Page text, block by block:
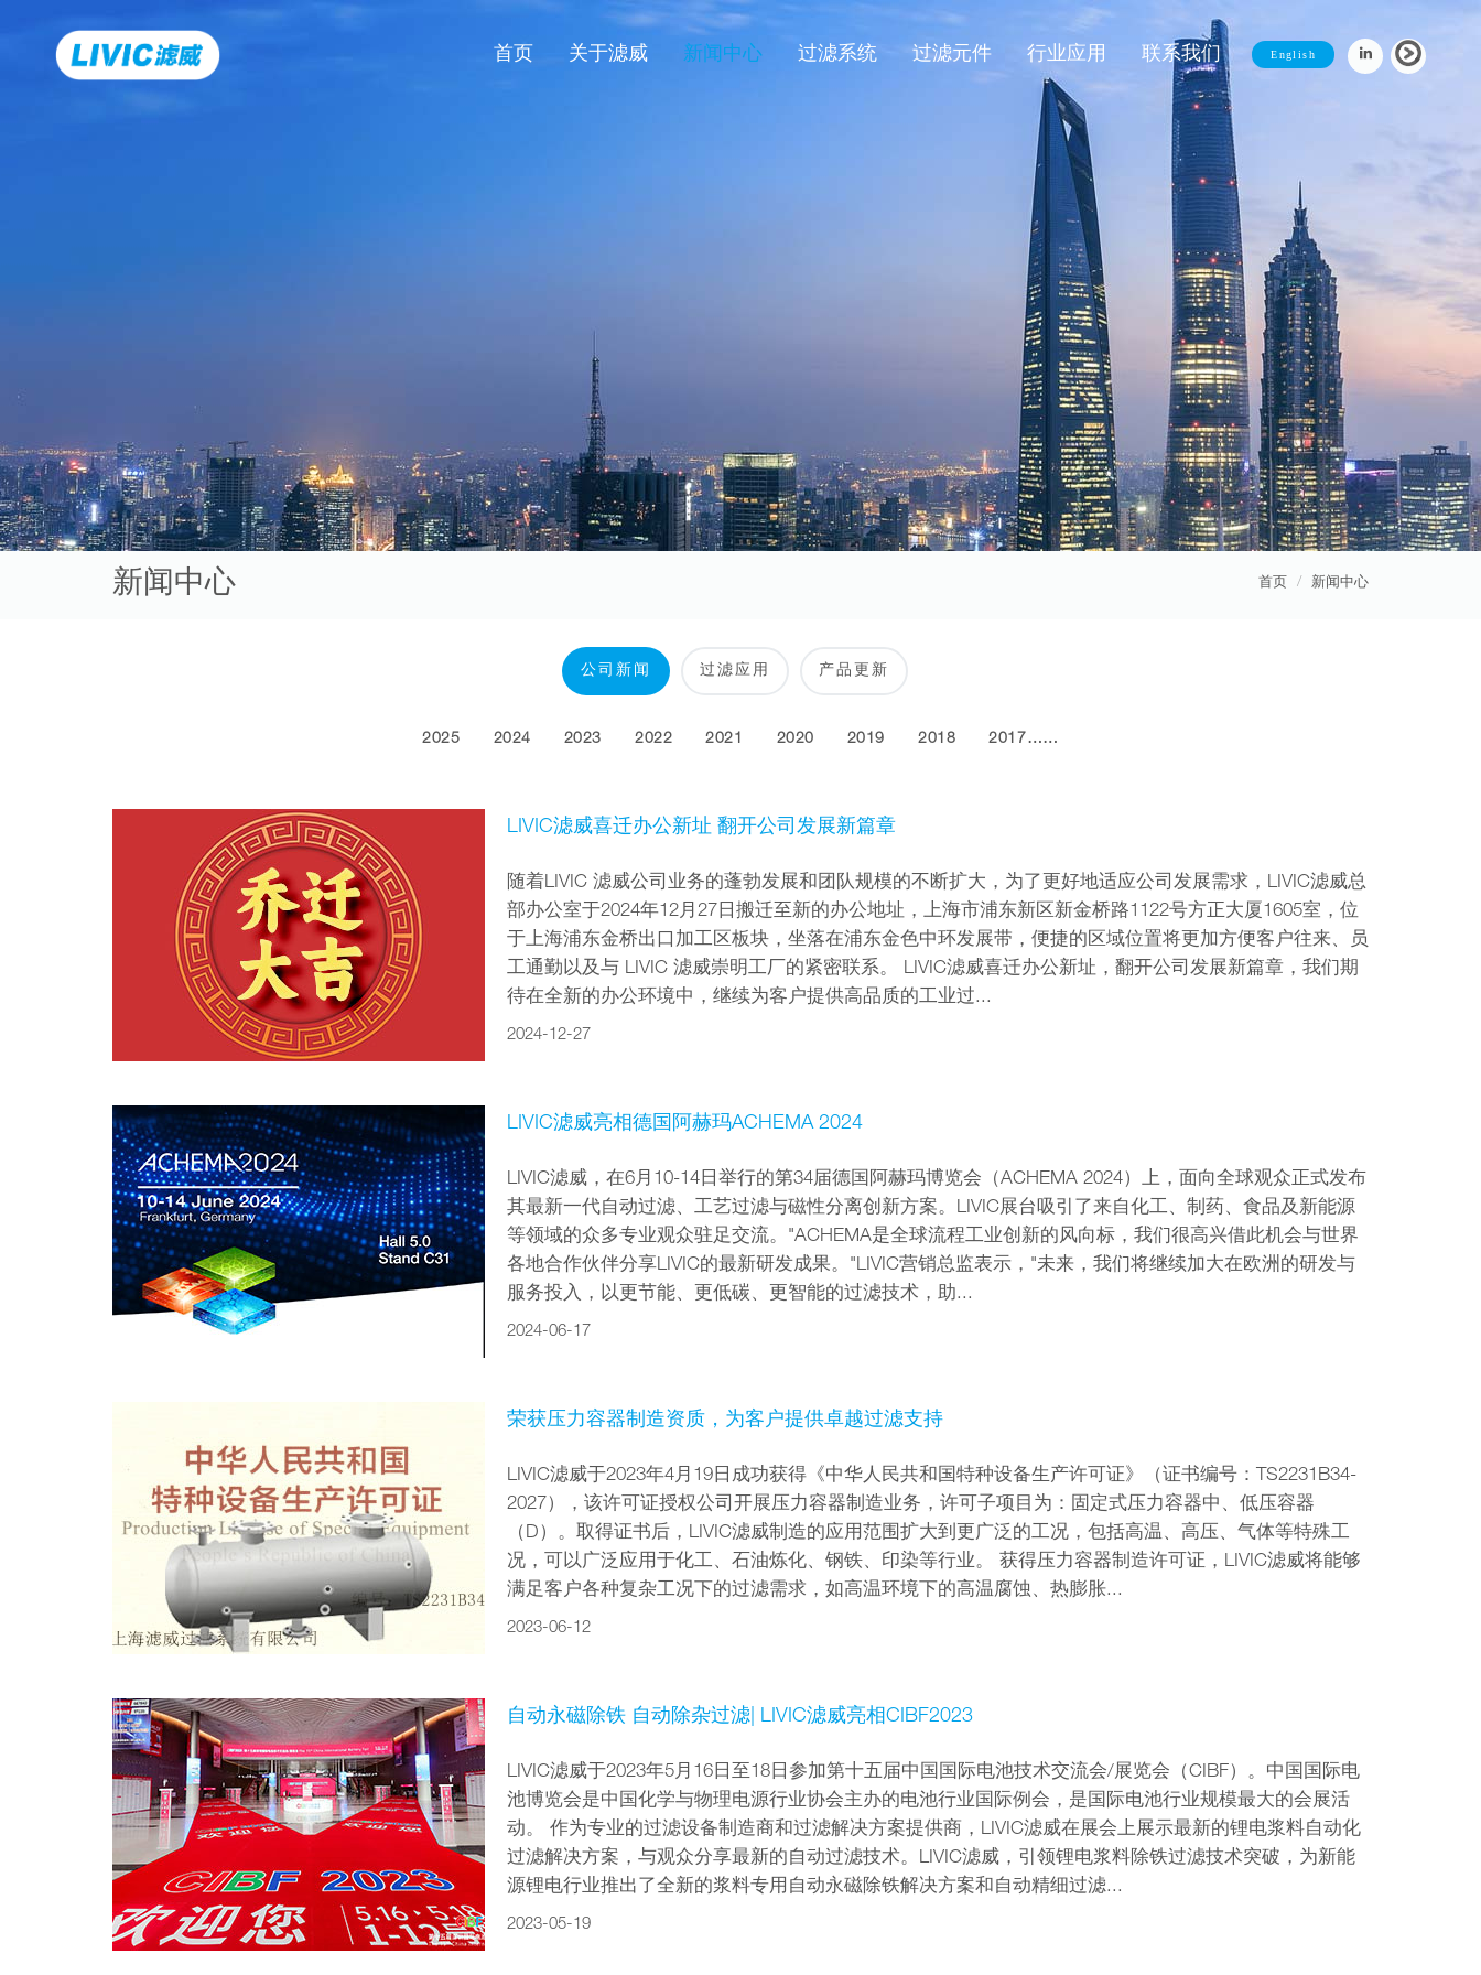
首页 关于滤威 新闻中心 过滤系统 过滤元件 行业应用 联系我们 English
新闻中心 首页 新闻中心
公司新闻 过滤应用 产品更新
2025 2024 2023 2022 2021 2020 2019 2018 2017……
LIVIC滤威喜迁办公新址 翻开公司发展新篇章
随着LIVIC 滤威公司业务的蓬勃发展和团队规模的不断扩大，为了更好地适应公司发展需求，LIVIC滤威总
部办公室于2024年12月27日搬迁至新的办公地址，上海市浦东新区新金桥路1122号方正大厦1605室，位
于上海浦东金桥出口加工区板块，坐落在浦东金色中环发展带，便捷的区域位置将更加方便客户往来、员
工通勤以及与 LIVIC 滤威崇明工厂的紧密联系。 LIVIC滤威喜迁办公新址，翻开公司发展新篇章，我们期
待在全新的办公环境中，继续为客户提供高品质的工业过...
2024-12-27
LIVIC滤威亮相德国阿赫玛ACHEMA 2024
LIVIC滤威，在6月10-14日举行的第34届德国阿赫玛博览会（ACHEMA 2024）上，面向全球观众正式发布
其最新一代自动过滤、工艺过滤与磁性分离创新方案。LIVIC展台吸引了来自化工、制药、食品及新能源
等领域的众多专业观众驻足交流。"ACHEMA是全球流程工业创新的风向标，我们很高兴借此机会与世界
各地合作伙伴分享LIVIC的最新研发成果。"LIVIC营销总监表示，"未来，我们将继续加大在欧洲的研发与
服务投入，以更节能、更低碳、更智能的过滤技术，助...
2024-06-17
荣获压力容器制造资质，为客户提供卓越过滤支持
LIVIC滤威于2023年4月19日成功获得《中华人民共和国特种设备生产许可证》（证书编号：TS2231B34-
2027），该许可证授权公司开展压力容器制造业务，许可子项目为：固定式压力容器中、低压容器
（D）。取得证书后，LIVIC滤威制造的应用范围扩大到更广泛的工况，包括高温、高压、气体等特殊工
况，可以广泛应用于化工、石油炼化、钢铁、印染等行业。 获得压力容器制造许可证，LIVIC滤威将能够
满足客户各种复杂工况下的过滤需求，如高温环境下的高温腐蚀、热膨胀...
2023-06-12
自动永磁除铁 自动除杂过滤| LIVIC滤威亮相CIBF2023
LIVIC滤威于2023年5月16日至18日参加第十五届中国国际电池技术交流会/展览会（CIBF）。中国国际电
池博览会是中国化学与物理电源行业协会主办的电池行业国际例会，是国际电池行业规模最大的会展活
动。 作为专业的过滤设备制造商和过滤解决方案提供商，LIVIC滤威在展会上展示最新的锂电浆料自动化
过滤解决方案，与观众分享最新的自动过滤技术。LIVIC滤威，引领锂电浆料除铁过滤技术突破，为新能
源锂电行业推出了全新的浆料专用自动永磁除铁解决方案和自动精细过滤...
2023-05-19